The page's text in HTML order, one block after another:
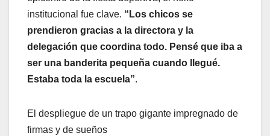
institucional fue clave. “Los chicos se
prendieron gracias a la directora y la
delegación que coordina todo. Pensé que iba a
ser una banderita pequeña cuando llegué.
Estaba toda la escuela”.
El despliegue de un trapo gigante impregnado de
firmas y de sueños